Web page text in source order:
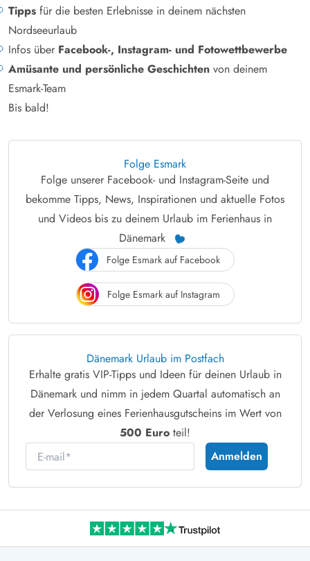
Tipps für die besten Erlebnisse in deinem nächsten
Nordseeurlaub
Infos über Facebook-, Instagram- und Fotowettbewerbe
Amüsante und persönliche Geschichten von deinem
Esmark-Team
Bis bald!
Folge Esmark
Folge unserer Facebook- und Instagram-Seite und
bekomme Tipps, News, Inspirationen und aktuelle Fotos
und Videos bis zu deinem Urlaub im Ferienhaus in
Dänemark
Folge Esmark auf Facebook
Folge Esmark auf Instagram
Dänemark Urlaub im Postfach
Erhalte gratis VIP-Tipps und Ideen für deinen Urlaub in
Dänemark und nimm in jedem Quartal automatisch an
der Verlosung eines Ferienhausgutscheins im Wert von
500 Euro teil!
E-mail
Anmelden